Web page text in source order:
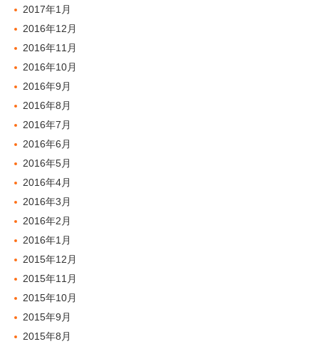
2017年1月
2016年12月
2016年11月
2016年10月
2016年9月
2016年8月
2016年7月
2016年6月
2016年5月
2016年4月
2016年3月
2016年2月
2016年1月
2015年12月
2015年11月
2015年10月
2015年9月
2015年8月